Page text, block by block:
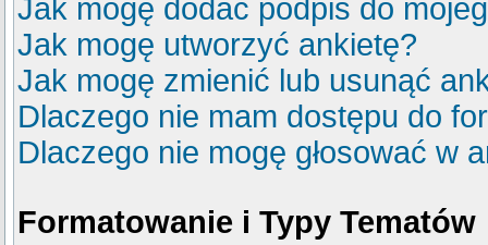
Jak mogę dodać podpis do
Jak mogę utworzyć ankietę?
Jak mogę zmienić lub usunąć
Dlaczego nie mam dostępu do
Dlaczego nie mogę głosować w
Formatowanie i Typy Tematów